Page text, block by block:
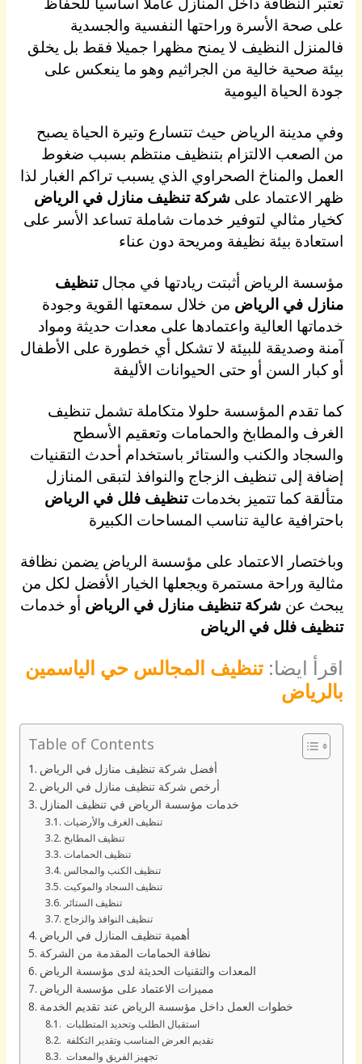
على صحة الأسرة وراحتها النفسية والجسدية
فالمنزل النظيف لا يمنح مظهرا جميلا فقط بل يخلق
بيئة صحية خالية من الجراثيم وهو ما ينعكس على
جودة الحياة اليومية
وفي مدينة الرياض حيث تتسارع وتيرة الحياة يصبح
من الصعب الالتزام بتنظيف منتظم بسبب ضغوط
العمل والمناخ الصحراوي الذي يسبب تراكم الغبار لذا
ظهر الاعتماد علىشركة تنظيف منازل في الرياض
كخيار مثالي لتوفير خدمات شاملة تساعد الأسر على
استعادة بيئة نظيفة ومريحة دون عناء
مؤسسة الرياض أثبتت ريادتها في مجالتنظيف
منازل في الرياض من خلال سمعتها القوية وجودة
خدماتها العالية واعتمادها على معدات حديثة ومواد
آمنة وصديقة للبيئة لا تشكل أي خطورة على الأطفال
أو كبار السن أو حتى الحيوانات الأليفة
كما تقدم المؤسسة حلولا متكاملة تشمل تنظيف
الغرف والمطابخ والحمامات وتعقيم الأسطح
والسجاد والكنب والستائر باستخدام أحدث التقنيات
إضافة إلى تنظيف الزجاج والنوافذ لتبقى المنازل
متألقة كما تتميز بخدماتتنظيف فلل في الرياض
باحترافية عالية تناسب المساحات الكبيرة
وباختصار الاعتماد على مؤسسة الرياض يضمن نظافة
مثالية وراحة مستمرة ويجعلها الخيار الأفضل لكل من
يبحث عنشركة تنظيف منازل في الرياض أو خدمات
تنظيف فلل في الرياض
اقرأ ايضا:تنظيف المجالس حي الياسمين
بالرياض
Table of Contents
أفضل شركة تنظيف منازل في الرياض
أرخص شركة تنظيف منازل في الرياض
خدمات مؤسسة الرياض في تنظيف المنازل
تنظيف الغرف والأرضيات
تنظيف المطابخ
تنظيف الحمامات
تنظيف الكنب والمجالس
تنظيف السجاد والموكيت
تنظيف الستائر
تنظيف النوافذ والزجاج
أهمية تنظيف المنازل في الرياض
المعدات والتقنيات الحديثة لدى مؤسسة الرياض
مميزات الاعتماد على مؤسسة الرياض
خطوات العمل داخل مؤسسة الرياض عند تقديم الخدمة
استقبال الطلب وتحديد المتطلبات
تقديم العرض المناسب وتقدير التكلفة
تجهيز الفريق والمعدات